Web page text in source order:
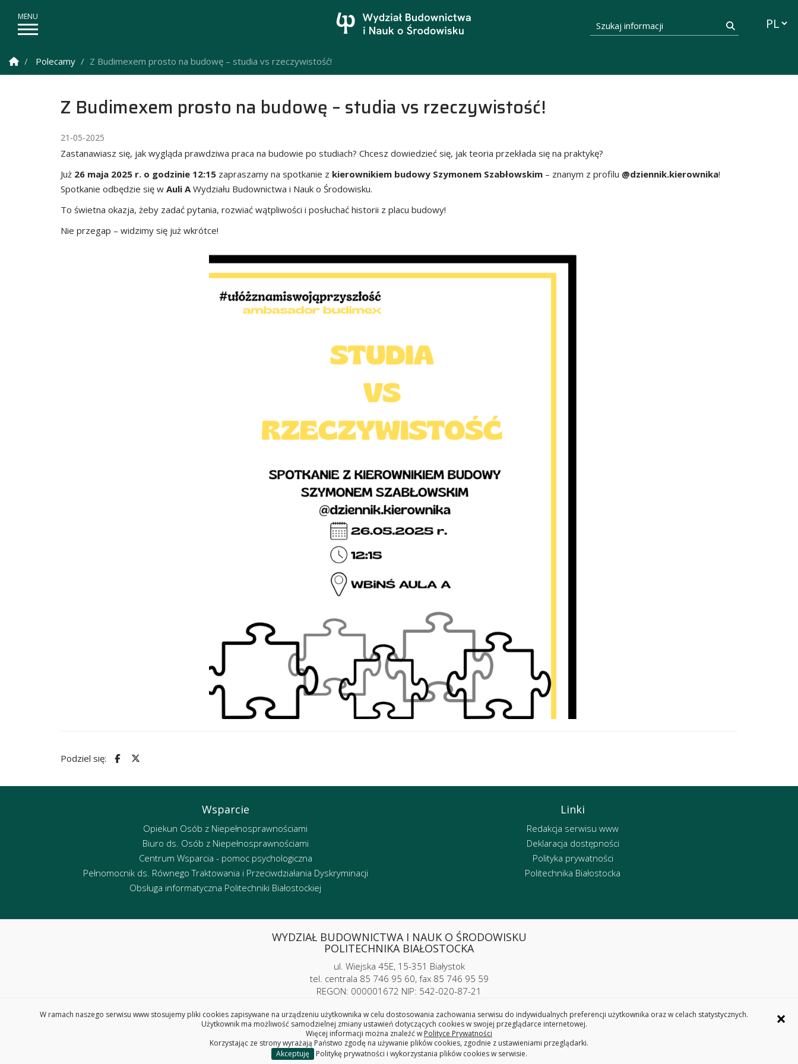
Szukaj informacji
Strona Główna
Polecamy Z Budimexem prosto na budowę – studia vs rzeczywistość!
Z Budimexem prosto na budowę – studia vs rzeczywistość!
21-05-2025
Zastanawiasz się, jak wygląda prawdziwa praca na budowie po studiach? Chcesz dowiedzieć się, jak teoria przekłada się na praktykę?
Już 26 maja 2025 r. o godzinie 12:15 zapraszamy na spotkanie z kierownikiem budowy Szymonem Szabłowskim – znanym z profilu @dziennik.kierownika!
Spotkanie odbędzie się w Auli AWydziału Budownictwa i Nauk o Środowisku.
To świetna okazja, żeby zadać pytania, rozwiać wątpliwości i posłuchać historii z placu budowy!
Nie przegap – widzimy się już wkrótce!
Podziel się:
Wsparcie
Opiekun Osób z Niepełnosprawnościami
Biuro ds. Osób z Niepełnosprawnościami
Centrum Wsparcia - pomoc psychologiczna
Pełnomocnik ds. Równego Traktowania i Przeciwdziałania Dyskryminacji
Obsługa informatyczna Politechniki Białostockiej
Linki
Redakcja serwisu www
Deklaracja dostępności
Polityka prywatności
Politechnika Białostocka
WYDZIAŁ BUDOWNICTWA I NAUK O ŚRODOWISKU
POLITECHNIKA BIAŁOSTOCKA
ul. Wiejska 45E, 15-351 Białystok
tel. centrala 85 746 95 60, fax 85 746 95 59
REGON: 000001672 NIP: 542-020-87-21
Copyright © 2025 Politechnika Białostocka
×
W ramach naszego serwisu www stosujemy pliki cookies zapisywane na urządzeniu użytkownika w celu dostosowania zachowania serwisu do indywidualnych preferencji użytkownika oraz w celach statystycznych.
Użytkownik ma możliwość samodzielnej zmiany ustawień dotyczących cookies w swojej przeglądarce internetowej.
Więcej informacji można znaleźć w Polityce Prywatności
Korzystając ze strony wyrażają Państwo zgodę na używanie plików cookies, zgodnie z ustawieniami przeglądarki.
Akceptuję
Politykę prywatności i wykorzystania plików cookies w serwisie.